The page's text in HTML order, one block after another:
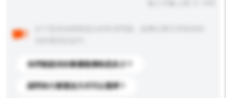
你們能提供的最優惠價格是多少？
請問有什麼運送方式可以選擇？